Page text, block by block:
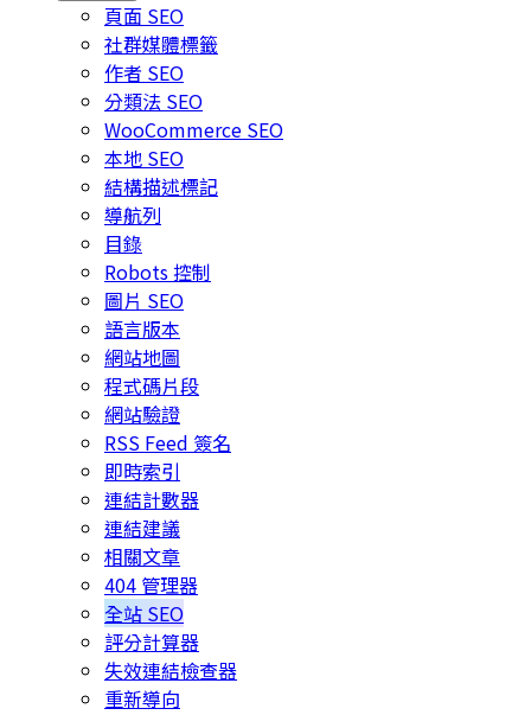
頁面 SEO
社群媒體標籤
作者 SEO
分類法 SEO
WooCommerce SEO
本地 SEO
結構描述標記
導航列
目錄
Robots 控制
圖片 SEO
語言版本
網站地圖
程式碼片段
網站驗證
RSS Feed 簽名
即時索引
連結計數器
連結建議
相關文章
404 管理器
全站 SEO
評分計算器
失效連結檢查器
重新導向